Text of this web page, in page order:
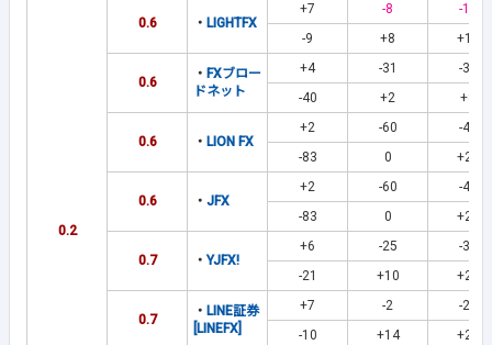
0.2
0.6 ・ LIGHTFX
+7 -8
-18
-9
+8 +15
0.6
・ FXブロー
ドネット
+4 -31
-39
-40
+2 +8
0.6 ・ LION FX
+2 -60
-44
-83
0 +23
0.6 ・ JFX
+2 -60
-44
-83
0 +23
0.7 ・ YJFX!
+6 -25
-36
-21
+10 +21
0.7
・ LINE証券
[LINEFX]
+7 -2
-24
-10
+14 +21